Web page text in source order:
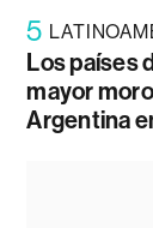
5
Los países
mayor
Argentina